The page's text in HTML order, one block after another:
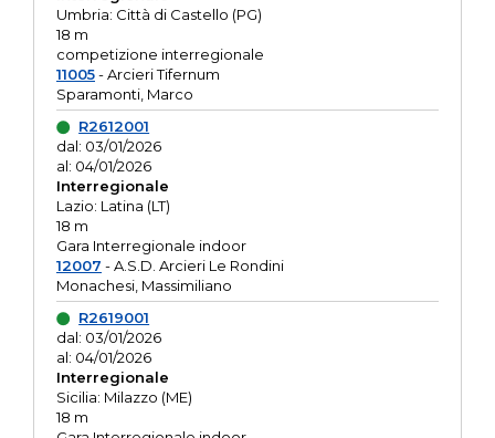
Umbria: Città di Castello (PG)
18 m
competizione interregionale
11005- Arcieri Tifernum
Sparamonti, Marco
R2612001
dal: 03/01/2026
al: 04/01/2026
Interregionale
Lazio: Latina (LT)
18 m
Gara Interregionale indoor
12007 - A.S.D. Arcieri Le Rondini
Monachesi, Massimiliano
R2619001
dal: 03/01/2026
al: 04/01/2026
Interregionale
Sicilia: Milazzo (ME)
18 m